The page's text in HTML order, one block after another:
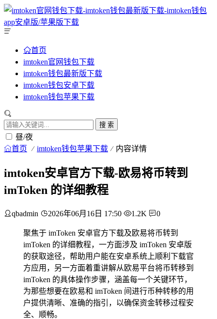
首页
imtoken官网钱包下载
imtoken钱包最新版下载
imtoken钱包安卓下载
imtoken钱包苹果下载
搜 索
昼/夜
首页 imtoken钱包苹果下载 内容详情
imtoken安卓官方下载-欧易将币转到
imToken 的详细教程
qbadmin 2026年06月16日 17:50 1.2K 0
聚焦于 imToken 安卓官方下载及欧易将币转到
imToken 的详细教程，一方面涉及 imToken 安卓版
的获取途径，帮助用户能在安卓系统上顺利下载官
方应用，另一方面着重讲解从欧易平台将币转移到
imToken 的具体操作步骤，涵盖每一个关键环节，
为那些想要在欧易和 imToken 间进行币种转移的用
户提供清晰、准确的指引，以确保资金转移过程安
全、顺畅。